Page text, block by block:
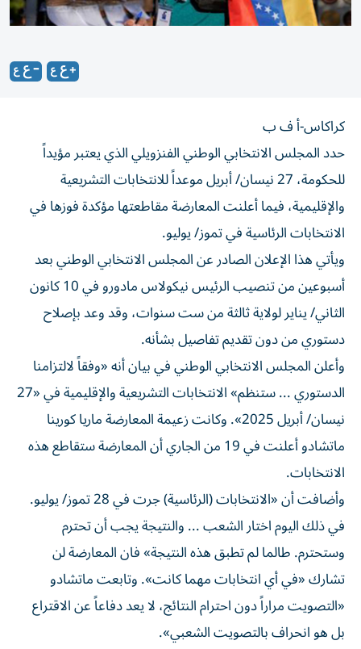
كراكاس-أ ف ب
حدد المجلس الانتخابي الوطني الفنزويلي الذي يعتبر مؤيداً
للحكومة، 27 نيسان/ أبريل موعداً للانتخابات التشريعية
والإقليمية، فيما أعلنت المعارضة مقاطعتها مؤكدة فوزها في
الانتخابات الرئاسية في تموز/ يوليو.
ويأتي هذا الإعلان الصادر عن المجلس الانتخابي الوطني بعد
أسبوعين من تنصيب الرئيس نيكولاس مادورو في 10 كانون
الثاني/ يناير لولاية ثالثة من ست سنوات، وقد وعد بإصلاح
دستوري من دون تقديم تفاصيل بشأنه.
وأعلن المجلس الانتخابي الوطني في بيان أنه «وفقاً لالتزامنا
الدستوري ... ستنظم» الانتخابات التشريعية والإقليمية في «27
نيسان/ أبريل 2025». وكانت زعيمة المعارضة ماريا كورينا
ماتشادو أعلنت في 19 من الجاري أن المعارضة ستقاطع هذه
الانتخابات.
وأضافت أن «الانتخابات (الرئاسية) جرت في 28 تموز/ يوليو.
في ذلك اليوم اختار الشعب ... والنتيجة يجب أن تحترم
وستحترم. طالما لم تطبق هذه النتيجة» فان المعارضة لن
تشارك «في أي انتخابات مهما كانت». وتابعت ماتشادو
«التصويت مراراً دون احترام النتائج، لا يعد دفاعاً عن الاقتراع
بل هو انحراف بالتصويت الشعبي».